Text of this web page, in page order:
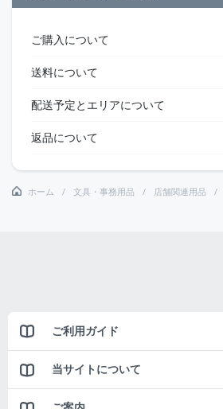
ご購入について
送料について
配送予定とエリアについて
返品について
ホーム 文具・事務用品 店舗関連用品
ご利用ガイド
当サイトについて